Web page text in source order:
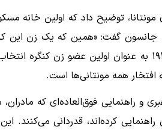
توضیح داد که اولین خانه
گفت: «همین که یک زن این کار
رنکین، زن اهل مونتانا، که در سال ۱۹۱۶ به عنوان
افتخار همه مونتانی‌ها است.
و راهنمایی فوق‌العاده‌ای که
کرده‌اند، قدردانی می‌کنند.